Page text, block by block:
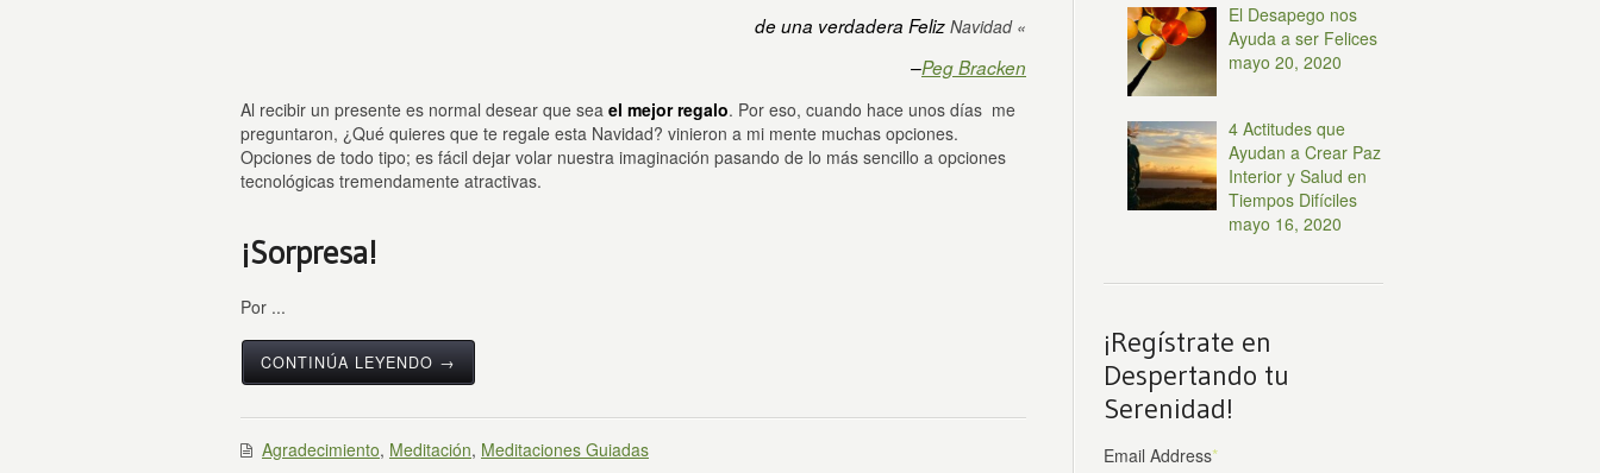
de una verdadera Feliz Navidad «
–Peg Bracken
Al recibir un presente es normal desear que sea el mejor regalo. Por eso, cuando hace unos días me
preguntaron, ¿Qué quieres que te regale esta Navidad? vinieron a mi mente muchas opciones.
Opciones de todo tipo; es fácil dejar volar nuestra imaginación pasando de lo más sencillo a opciones
tecnológicas tremendamente atractivas.
¡Sorpresa!
Por ...
CONTINÚA LEYENDO →
Agradecimiento, Meditación, Meditaciones Guiadas
El Desapego nos
Ayuda a ser Felices
mayo 20, 2020
4 Actitudes que
Ayudan a Crear Paz
Interior y Salud en
Tiempos Difíciles
mayo 16, 2020
¡Regístrate en
Despertando tu
Serenidad!
Email Address*